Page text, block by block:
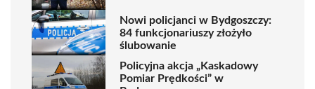
Nowi policjanci w Bydgoszczy:
84 funkcjonariuszy złożyło
ślubowanie
Policyjna akcja „Kaskadowy
Pomiar Prędkości” w